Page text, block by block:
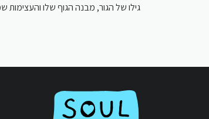
גילו של הגור, מבנה הגוף שלו והעצימות